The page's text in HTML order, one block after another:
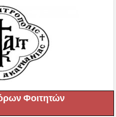
Φοιτητών